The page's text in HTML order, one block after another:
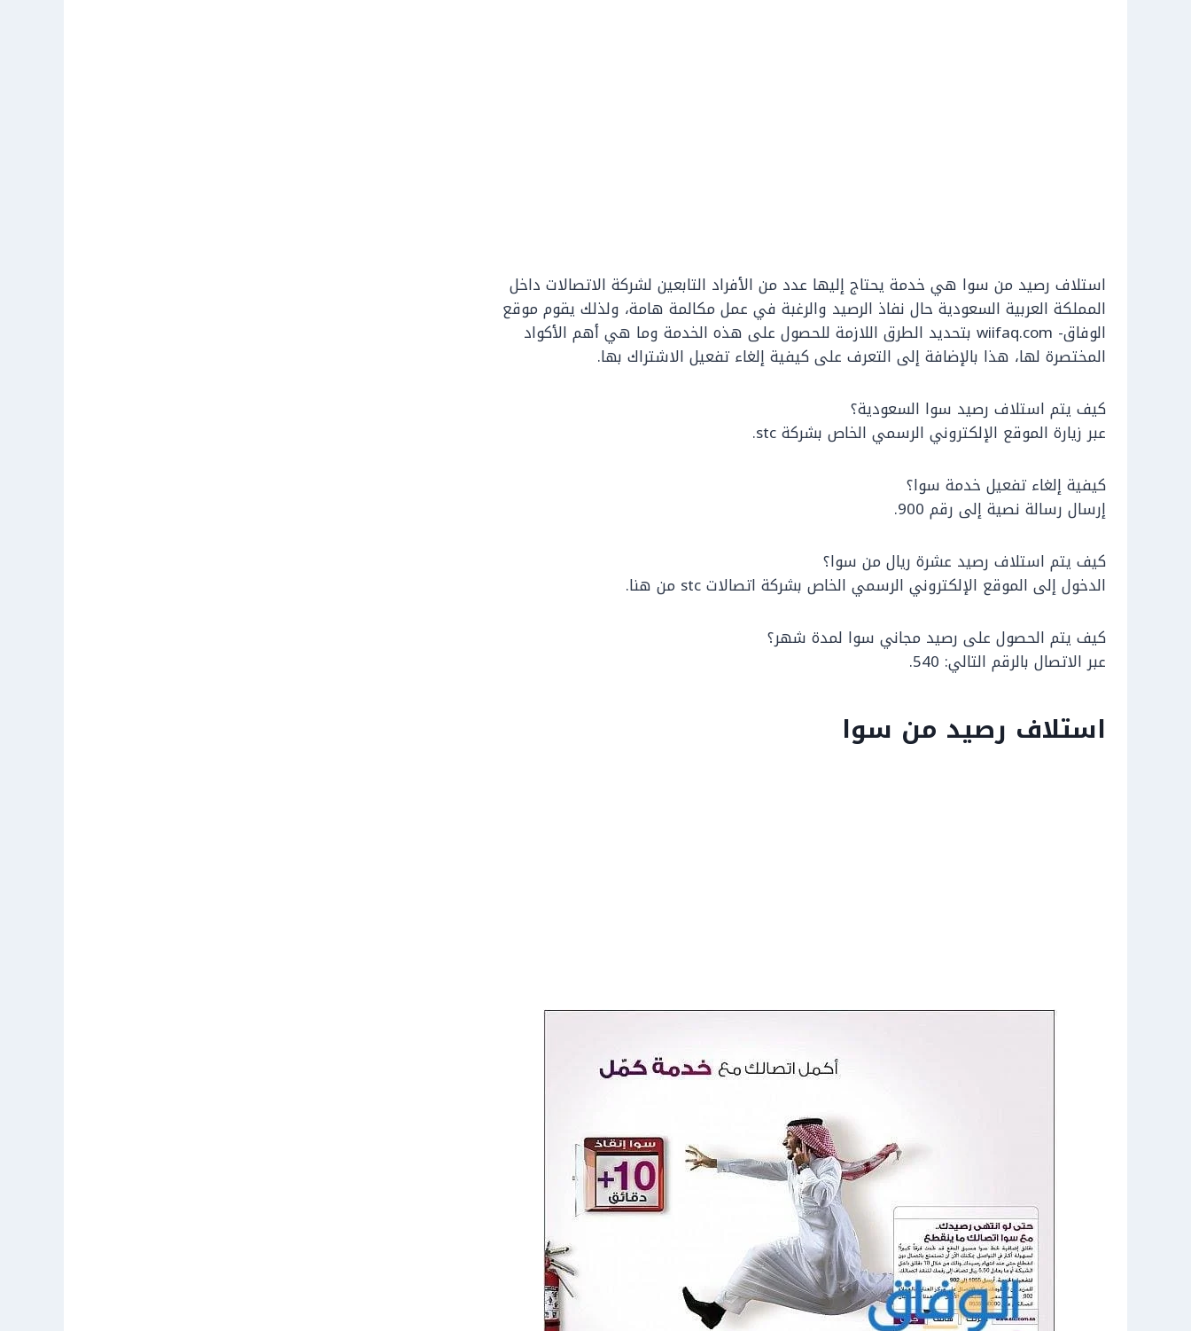
استلاف رصيد من سوا هي خدمة يحتاج إليها عدد من الأفراد التابعين لشركة الاتصالات داخل
المملكة العربية السعودية حال نفاذ الرصيد والرغبة في عمل مكالمة هامة، ولذلك يقوم موقع
الوفاق- wiifaq.com بتحديد الطرق اللازمة للحصول على هذه الخدمة وما هي أهم الأكواد
المختصرة لها، هذا بالإضافة إلى التعرف على كيفية إلغاء تفعيل الاشتراك بها.
كيف يتم استلاف رصيد سوا السعودية؟
عبر زيارة الموقع الإلكتروني الرسمي الخاص بشركة stc.
كيفية إلغاء تفعيل خدمة سوا؟
إرسال رسالة نصية إلى رقم 900.
كيف يتم استلاف رصيد عشرة ريال من سوا؟
الدخول إلى الموقع الإلكتروني الرسمي الخاص بشركة اتصالات stc من هنا.
كيف يتم الحصول على رصيد مجاني سوا لمدة شهر؟
عبر الاتصال بالرقم التالي: 540.
استلاف رصيد من سوا